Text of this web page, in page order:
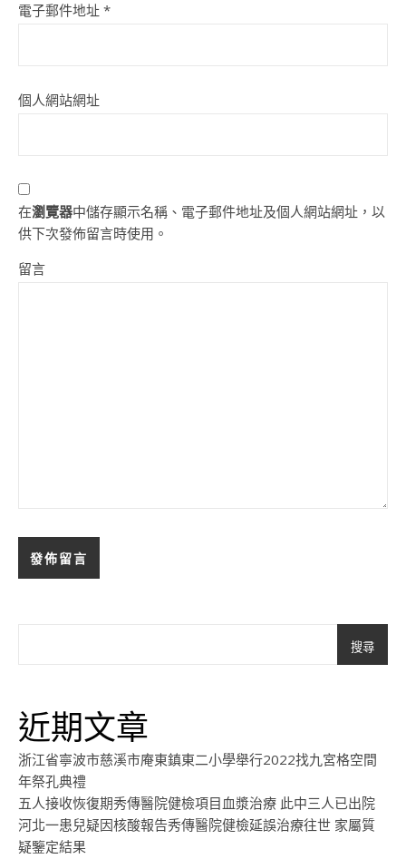
電子郵件地址 *
個人網站網址
在瀏覽器中儲存顯示名稱、電子郵件地址及個人網站網址，以
供下次發佈留言時使用。
留言
搜尋
近期文章
浙江省寧波市慈溪市庵東鎮東二小學舉行2022找九宮格空間
年祭孔典禮
五人接收恢復期秀傳醫院健檢項目血漿治療 此中三人已出院
河北一患兒疑因核酸報告秀傳醫院健檢延誤治療往世 家屬質
疑鑒定結果